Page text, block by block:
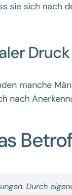
sie sich nach
Druck
manche
nach
Durch